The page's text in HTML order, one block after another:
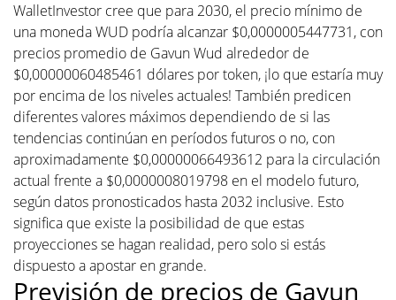
WalletInvestor cree que para 2030, el precio mínimo de
una moneda WUD podría alcanzar $0,0000005447731, con
precios promedio de Gavun Wud alrededor de
$0,00000060485461 dólares por token, ¡lo que estaría muy
por encima de los niveles actuales! También predicen
diferentes valores máximos dependiendo de si las
tendencias continúan en períodos futuros o no, con
aproximadamente $0,00000066493612 para la circulación
actual frente a $0,0000008019798 en el modelo futuro,
según datos pronosticados hasta 2032 inclusive. Esto
significa que existe la posibilidad de que estas
proyecciones se hagan realidad, pero solo si estás
dispuesto a apostar en grande.
Previsión de precios de Gavun